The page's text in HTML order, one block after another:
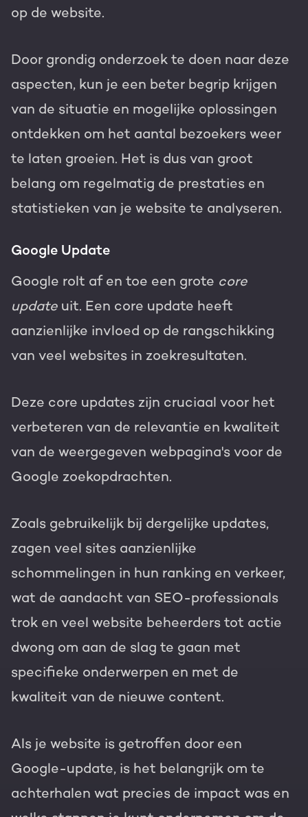
op de website.
Door grondig onderzoek te doen naar deze
aspecten, kun je een beter begrip krijgen
van de situatie en mogelijke oplossingen
ontdekken om het aantal bezoekers weer
te laten groeien. Het is dus van groot
belang om regelmatig de prestaties en
statistieken van je website te analyseren.
Google Update
Google rolt af en toe een grote core
update uit. Een core update heeft
aanzienlijke invloed op de rangschikking
van veel websites in zoekresultaten.
Deze core updates zijn cruciaal voor het
verbeteren van de relevantie en kwaliteit
van de weergegeven webpagina's voor de
Google zoekopdrachten.
Zoals gebruikelijk bij dergelijke updates,
zagen veel sites aanzienlijke
schommelingen in hun ranking en verkeer,
wat de aandacht van SEO-professionals
trok en veel website beheerders tot actie
dwong om aan de slag te gaan met
specifieke onderwerpen en met de
kwaliteit van de nieuwe content.
Als je website is getroffen door een
Google-update, is het belangrijk om te
achterhalen wat precies de impact was en